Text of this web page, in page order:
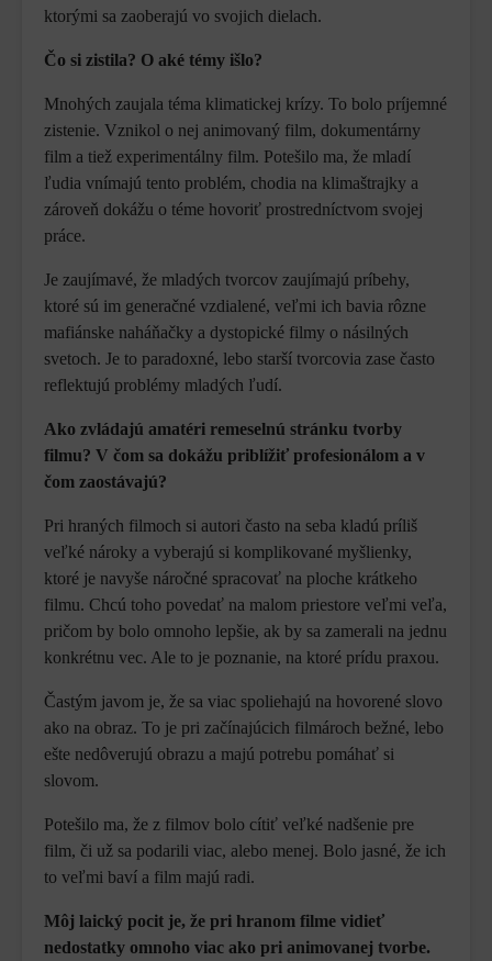
ktorými sa zaoberajú vo svojich dielach.
Čo si zistila? O aké témy išlo?
Mnohých zaujala téma klimatickej krízy. To bolo príjemné
zistenie. Vznikol o nej animovaný film, dokumentárny
film a tiež experimentálny film. Potešilo ma, že mladí
ľudia vnímajú tento problém, chodia na klimaštrajky a
zároveň dokážu o téme hovoriť prostredníctvom svojej
práce.
Je zaujímavé, že mladých tvorcov zaujímajú príbehy,
ktoré sú im generačné vzdialené, veľmi ich bavia rôzne
mafiánske naháňačky a dystopické filmy o násilných
svetoch. Je to paradoxné, lebo starší tvorcovia zase často
reflektujú problémy mladých ľudí.
Ako zvládajú amatéri remeselnú stránku tvorby
filmu? V čom sa dokážu priblížiť profesionálom a v
čom zaostávajú?
Pri hraných filmoch si autori často na seba kladú príliš
veľké nároky a vyberajú si komplikované myšlienky,
ktoré je navyše náročné spracovať na ploche krátkeho
filmu. Chcú toho povedať na malom priestore veľmi veľa,
pričom by bolo omnoho lepšie, ak by sa zamerali na jednu
konkrétnu vec. Ale to je poznanie, na ktoré prídu praxou.
Častým javom je, že sa viac spoliehajú na hovorené slovo
ako na obraz. To je pri začínajúcich filmároch bežné, lebo
ešte nedôverujú obrazu a majú potrebu pomáhať si
slovom.
Potešilo ma, že z filmov bolo cítiť veľké nadšenie pre
film, či už sa podarili viac, alebo menej. Bolo jasné, že ich
to veľmi baví a film majú radi.
Môj laický pocit je, že pri hranom filme vidieť
nedostatky omnoho viac ako pri animovanej tvorbe.